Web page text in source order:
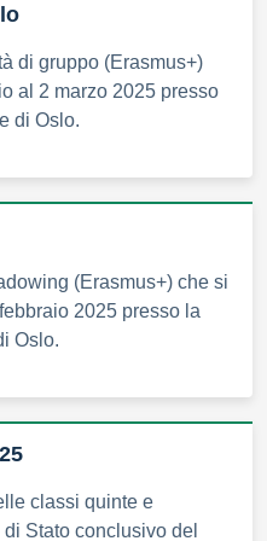
di gruppo (Erasmus+)
al 2 marzo 2025 presso
di Oslo.
(Erasmus+) che si
2025 presso la
Oslo.
classi quinte e
Stato conclusivo del